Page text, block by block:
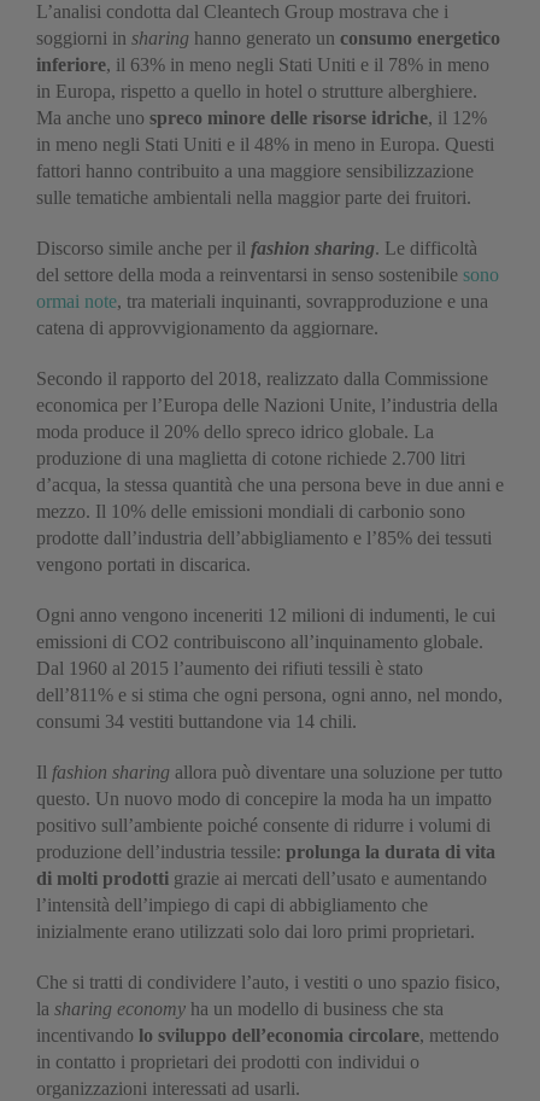
L’analisi condotta dal Cleantech Group mostrava che i
soggiorni in sharing hanno generato un consumo energetico
inferiore, il 63% in meno negli Stati Uniti e il 78% in meno
in Europa, rispetto a quello in hotel o strutture alberghiere.
Ma anche uno spreco minore delle risorse idriche, il 12%
in meno negli Stati Uniti e il 48% in meno in Europa. Questi
fattori hanno contribuito a una maggiore sensibilizzazione
sulle tematiche ambientali nella maggior parte dei fruitori.
Discorso simile anche per il fashion sharing. Le difficoltà
del settore della moda a reinventarsi in senso sostenibile sono
ormai note, tra materiali inquinanti, sovrapproduzione e una
catena di approvvigionamento da aggiornare.
Secondo il rapporto del 2018, realizzato dalla Commissione
economica per l’Europa delle Nazioni Unite, l’industria della
moda produce il 20% dello spreco idrico globale. La
produzione di una maglietta di cotone richiede 2.700 litri
d’acqua, la stessa quantità che una persona beve in due anni e
mezzo. Il 10% delle emissioni mondiali di carbonio sono
prodotte dall’industria dell’abbigliamento e l’85% dei tessuti
vengono portati in discarica.
Ogni anno vengono inceneriti 12 milioni di indumenti, le cui
emissioni di CO2 contribuiscono all’inquinamento globale.
Dal 1960 al 2015 l’aumento dei rifiuti tessili è stato
dell’811% e si stima che ogni persona, ogni anno, nel mondo,
consumi 34 vestiti buttandone via 14 chili.
Il fashion sharing allora può diventare una soluzione per tutto
questo. Un nuovo modo di concepire la moda ha un impatto
positivo sull’ambiente poiché consente di ridurre i volumi di
produzione dell’industria tessile: prolunga la durata di vita
di molti prodotti grazie ai mercati dell’usato e aumentando
l’intensità dell’impiego di capi di abbigliamento che
inizialmente erano utilizzati solo dai loro primi proprietari.
Che si tratti di condividere l’auto, i vestiti o uno spazio fisico,
la sharing economy ha un modello di business che sta
incentivando lo sviluppo dell’economia circolare, mettendo
in contatto i proprietari dei prodotti con individui o
organizzazioni interessati ad usarli.